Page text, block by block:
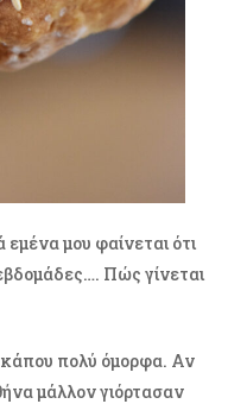
μου φαίνεται ότι
Πώς γίνεται
κάπου πολύ όμορφα. Αν
μάλλον γιόρτασαν